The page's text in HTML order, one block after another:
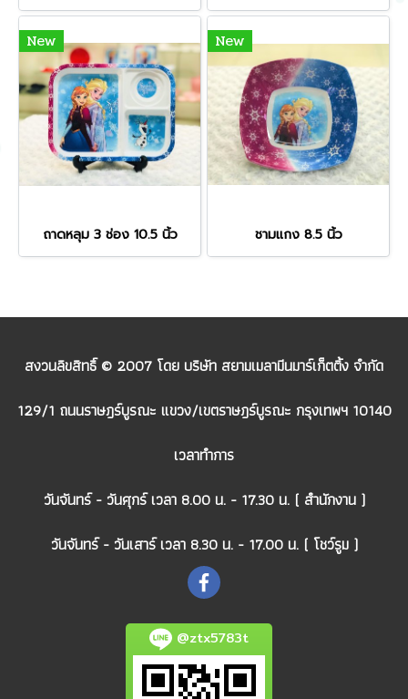
New
ถาดหลุม 3 ช่อง 10.5 นิ้ว
New
ชามแกง 8.5 นิ้ว
สงวนลิขสิทธิ์ © 2007 โดย บริษัท สยามเมลามีนมาร์เก็ตติ้ง จำกัด
129/1 ถนนราษฎร์บูรณะ แขวง/เขตราษฎร์บูรณะ กรุงเทพฯ 10140
เวลาทำการ
วันจันทร์ - วันศุกร์ เวลา 8.00 น. - 17.30 น. ( สำนักงาน )
วันจันทร์ - วันเสาร์ เวลา 8.30 น. - 17.00 น. ( โชว์รูม )
@ztx5783t